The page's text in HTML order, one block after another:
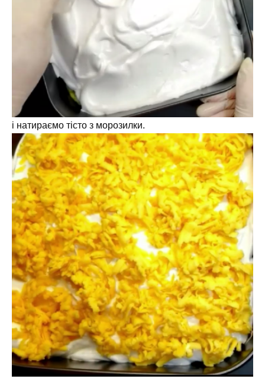
і натираємо тісто з морозилки.